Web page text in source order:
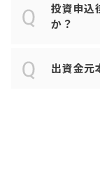
投資申込
か？
出資金元